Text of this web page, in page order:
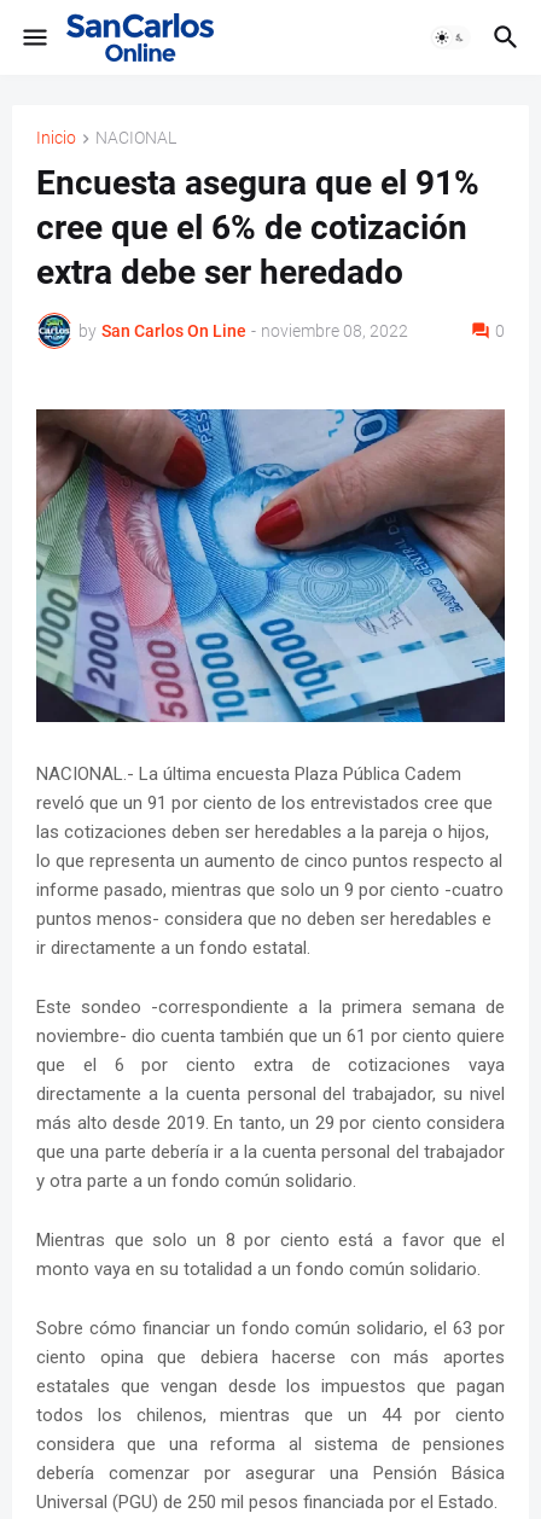
Inicio NACIONAL
Encuesta asegura que el 91%
cree que el 6% de cotización
extra debe ser heredado
by San Carlos On Line - noviembre 08, 2022 0
NACIONAL.- La última encuesta Plaza Pública Cadem
reveló que un 91 por ciento de los entrevistados cree que
las cotizaciones deben ser heredables a la pareja o hijos,
lo que representa un aumento de cinco puntos respecto al
informe pasado, mientras que solo un 9 por ciento -cuatro
puntos menos- considera que no deben ser heredables e
ir directamente a un fondo estatal.
Este sondeo -correspondiente a la primera semana de
noviembre- dio cuenta también que un 61 por ciento quiere
que el 6 por ciento extra de cotizaciones vaya
directamente a la cuenta personal del trabajador, su nivel
más alto desde 2019. En tanto, un 29 por ciento considera
que una parte debería ir a la cuenta personal del trabajador
y otra parte a un fondo común solidario.
Mientras que solo un 8 por ciento está a favor que el
monto vaya en su totalidad a un fondo común solidario.
Sobre cómo financiar un fondo común solidario, el 63 por
ciento opina que debiera hacerse con más aportes
estatales que vengan desde los impuestos que pagan
todos los chilenos, mientras que un 44 por ciento
considera que una reforma al sistema de pensiones
debería comenzar por asegurar una Pensión Básica
Universal (PGU) de 250 mil pesos financiada por el Estado.